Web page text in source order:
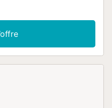
pour plus de
est proposé. Sortez
et découvertes,
mer et la montagne. Le
extérieur supplémentaire,